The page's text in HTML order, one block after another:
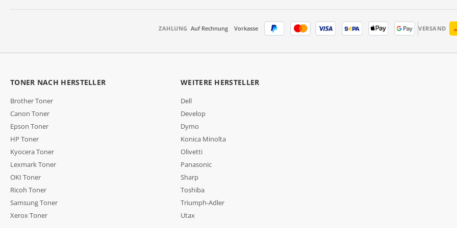
ZAHLUNG Auf Rechnung Vorkasse VERSAND
TONER NACH HERSTELLER
Brother Toner
Canon Toner
Epson Toner
HP Toner
Kyocera Toner
Lexmark Toner
OKI Toner
Ricoh Toner
Samsung Toner
Xerox Toner
WEITERE HERSTELLER
Dell
Develop
Dymo
Konica Minolta
Olivetti
Panasonic
Sharp
Toshiba
Triumph-Adler
Utax